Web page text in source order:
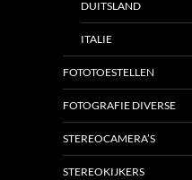
DUITSLAND
ITALIE
FOTOTOESTELLEN
FOTOGRAFIE DIVERSE
STEREOCAMERA’S
STEREOKIJKERS